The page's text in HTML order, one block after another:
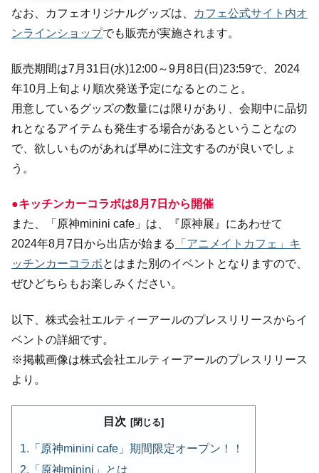
なお、カフェオリジナルグッズは、
カフェ公式サイト内オ
ンラインショップでも販売が実施されます。
販売期間は7月31日(水)12:00～9月8日(日)23:59で、2024
年10月上旬より順次発送予定になるとのこと。
用意しているグッズの数量には限りがあり、会期中に品切
れとなるアイテムも発生する場合があるということなの
で、欲しいものがあれば早めに注文するのが良いでしょ
う。
●キッチンカーコラボは8月7日から開催
また、「原神minini cafe」は、『原神展』にあわせて
2024年8月7日から出店が始まる
「アニメイトカフェ」キ
ッチンカーコラボとはまた別のイベントとなりますので、
ぜひどちらもお楽しみください。
以下、株式会社エルティーアールのプレスリリースからイ
ベントの詳細です。
※掲載画像は株式会社エルティーアールのプレスリリース
より。
目次
「原神minini cafe」期間限定オープン！！
「原神minini」とは